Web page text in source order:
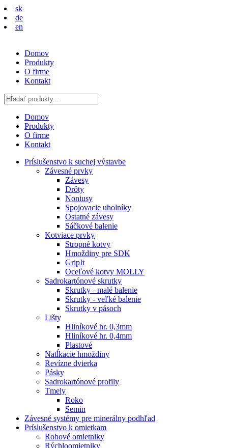
sk
de
en
Domov
Produkty
O firme
Kontakt
Domov
Produkty
O firme
Kontakt
Príslušenstvo k suchej výstavbe
Závesné prvky
Závesy
Drôty
Noniusy
Spojovacie uholníky
Ostatné závesy
Sáčkové balenie
Kotviace prvky
Stropné kotvy
Hmoždiny pre SDK
GripIt
Oceľové kotvy MOLLY
Sadrokartónové skrutky
Skrutky - malé balenie
Skrutky - veľké balenie
Skrutky v pásoch
Lišty
Hliníkové hr. 0,3mm
Hliníkové hr. 0,4mm
Plastové
Natĺkacie hmoždiny
Revízne dvierka
Pásky
Sadrokartónové profily
Tmely
Roko
Semin
Závesné systémy pre minerálny podhľad
Príslušenstvo k omietkam
Rohové omietniky
Rýchloomietniky